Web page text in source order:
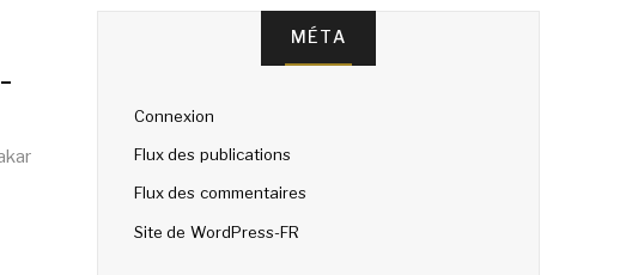
MÉTA
Connexion
Flux des publications
Flux des commentaires
Site de WordPress-FR